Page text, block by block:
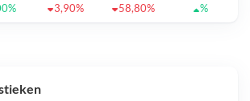
3,90% 58,80% %